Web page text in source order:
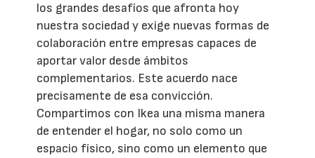
los grandes desafíos que afronta hoy
nuestra sociedad y exige nuevas formas de
colaboración entre empresas capaces de
aportar valor desde ámbitos
complementarios. Este acuerdo nace
precisamente de esa convicción.
Compartimos con Ikea una misma manera
de entender el hogar, no solo como un
espacio físico, sino como un elemento que